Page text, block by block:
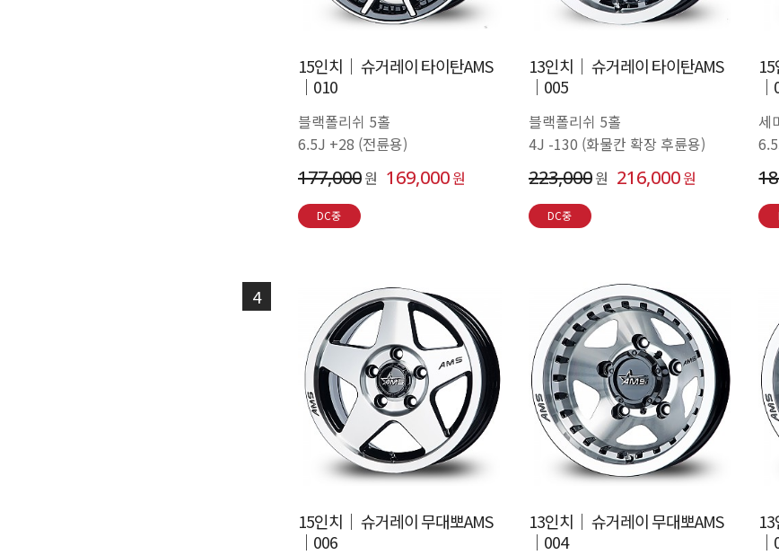
15인치│ 슈거레이 타이탄AMS
│010
블랙폴리쉬 5홀
6.5J +28 (전륜용)
177,000원 169,000원
DC중
13인치│ 슈거레이 타이탄AMS
│005
블랙폴리쉬 5홀
4J -130 (화물칸 확장 후륜용)
223,000원 216,000원
DC중
세
4
15인치│ 슈거레이 무대뽀AMS
│006
13인치│ 슈거레이 무대뽀AMS
│004